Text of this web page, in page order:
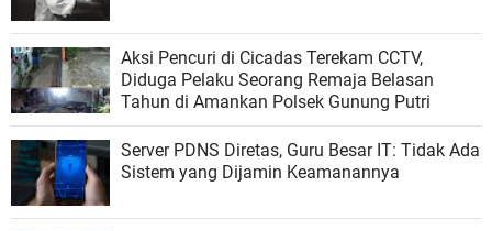
Aksi Pencuri di Cicadas Terekam CCTV,
Diduga Pelaku Seorang Remaja Belasan
Tahun di Amankan Polsek Gunung Putri
Server PDNS Diretas, Guru Besar IT: Tidak Ada
Sistem yang Dijamin Keamanannya